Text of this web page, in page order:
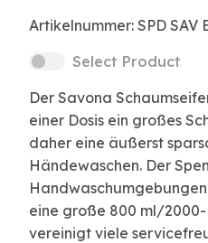
Artikelnummer: SPD SAV
Select Product
Der Savona
einer Dosis ein großes
daher eine äußerst
Händewaschen. Der
eine große 800 ml/
vereinigt viele